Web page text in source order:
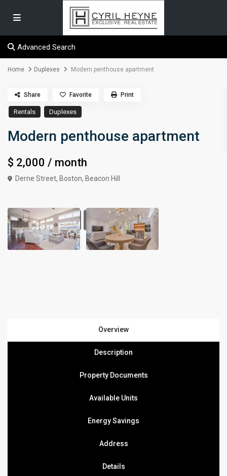
Advanced Search
Home Duplexes Modern penthouse apartment
Rentals Duplexes
Modern penthouse apartment
$ 2,000/ month
Derne Street, Boston, Beacon Hill
Share Favorite Print
Overview
Description
Property Documents
Available Units
Energy Savings
Address
Details